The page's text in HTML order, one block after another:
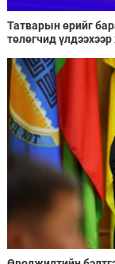
Татварын өрийг
төлөгчид